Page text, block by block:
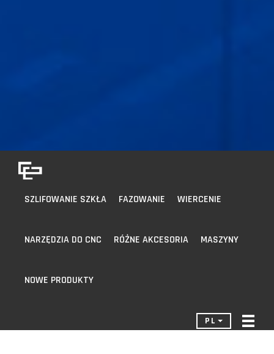
SZLIFOWANIE SZKŁA FAZOWANIE WIERCENIE
NARZĘDZIA DO CNC RÓŻNE AKCESORIA MASZYNY
NOWE PRODUKTY
PL